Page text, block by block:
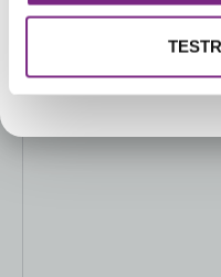
Köszönjük
Pannonhalmi